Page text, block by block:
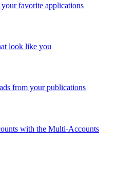
favorite applications
look like you
from your publications
with the Multi-Accounts